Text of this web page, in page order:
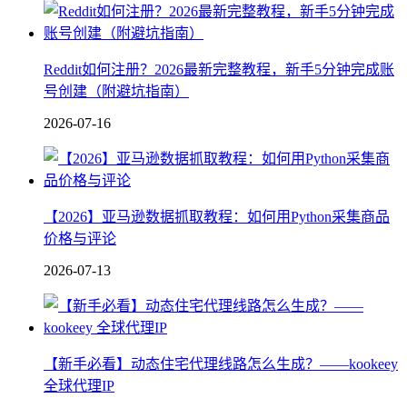
Reddit如何注册？2026最新完整教程，新手5分钟完成账
号创建（附避坑指南）
2026-07-16
【2026】亚马逊数据抓取教程：如何用Python采集商品
价格与评论
2026-07-13
【新手必看】动态住宅代理线路怎么生成？——kookeey
全球代理IP